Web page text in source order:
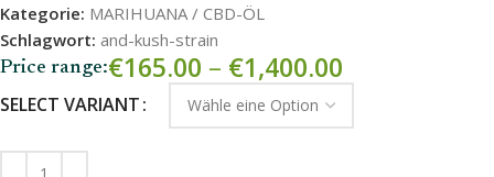
Kategorie: MARIHUANA / CBD-ÖL
Schlagwort: and-kush-strain
Price range:€165.00 – €1,400.00
SELECT VARIANT